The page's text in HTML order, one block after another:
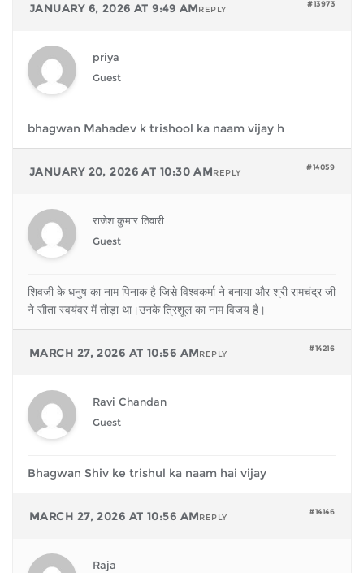
JANUARY 6, 2026 AT 9:49 AM #13973
REPLY
priya
Guest
bhagwan Mahadev k trishool ka naam vijay h
JANUARY 20, 2026 AT 10:30 AM #14059
REPLY
राजेश कुमार तिवारी
Guest
शिवजी के धनुष का नाम पिनाक है जिसे विश्वकर्मा ने बनाया और श्री रामचंद्र जी
ने सीता स्वयंवर में तोड़ा था।उनके त्रिशूल का नाम विजय है।
MARCH 27, 2026 AT 10:56 AM #14216
REPLY
Ravi Chandan
Guest
Bhagwan Shiv ke trishul ka naam hai vijay
MARCH 27, 2026 AT 10:56 AM #14146
REPLY
Raja